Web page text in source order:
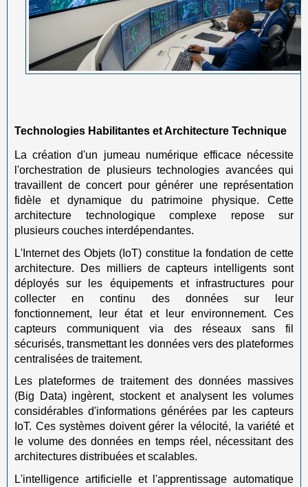
Technologies Habilitantes et Architecture Technique
La création d'un jumeau numérique efficace nécessite
l'orchestration de plusieurs technologies avancées qui
travaillent de concert pour générer une représentation
fidèle et dynamique du patrimoine physique. Cette
architecture technologique complexe repose sur
plusieurs couches interdépendantes.
L'Internet des Objets (IoT) constitue la fondation de cette
architecture. Des milliers de capteurs intelligents sont
déployés sur les équipements et infrastructures pour
collecter en continu des données sur leur
fonctionnement, leur état et leur environnement. Ces
capteurs communiquent via des réseaux sans fil
sécurisés, transmettant les données vers des plateformes
centralisées de traitement.
Les plateformes de traitement des données massives
(Big Data) ingèrent, stockent et analysent les volumes
considérables d'informations générées par les capteurs
IoT. Ces systèmes doivent gérer la vélocité, la variété et
le volume des données en temps réel, nécessitant des
architectures distribuées et scalables.
L'intelligence artificielle et l'apprentissage automatique